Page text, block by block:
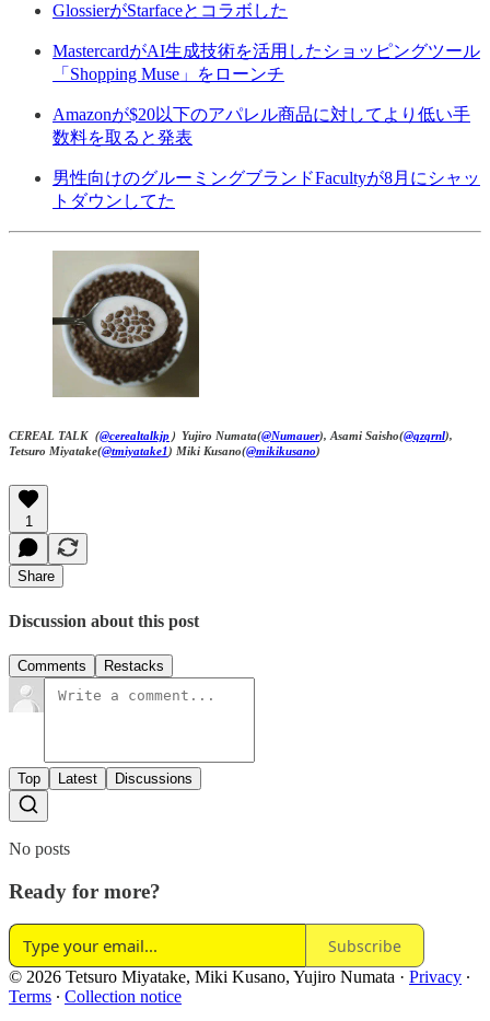
GlossierがStarfaceとコラボした
MastercardがAI生成技術を活用したショッピングツール
「Shopping Muse」をローンチ
Amazonが$20以下のアパレル商品に対してより低い手
数料を取ると発表
男性向けのグルーミングブランドFacultyが8月にシャッ
トダウンしてた
CEREAL TALK（@cerealtalkjp ）Yujiro Numata(@Numauer), Asami Saisho(@qzqrnl),
Tetsuro Miyatake(@tmiyatake1) Miki Kusano(@mikikusano)
1
Share
Discussion about this post
Comments Restacks
Top Latest Discussions
No posts
Ready for more?
Subscribe
© 2026 Tetsuro Miyatake, Miki Kusano, Yujiro Numata · Privacy ∙
Terms ∙ Collection notice